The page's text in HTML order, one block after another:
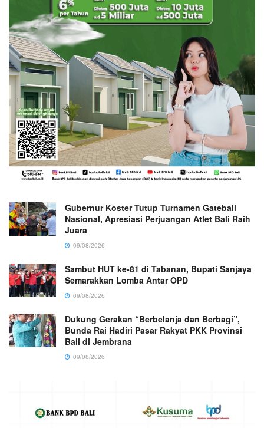
Gubernur Koster Tutup Turnamen Gateball
Nasional, Apresiasi Perjuangan Atlet Bali Raih
Juara
09/08/2026
Sambut HUT ke-81 di Tabanan, Bupati Sanjaya
Semarakkan Lomba Antar OPD
09/08/2026
Dukung Gerakan “Berbelanja dan Berbagi”,
Bunda Rai Hadiri Pasar Rakyat PKK Provinsi
Bali di Jembrana
09/08/2026